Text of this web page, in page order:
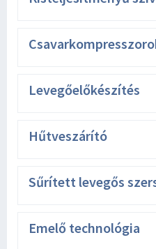
Levegőelőkészítés
Hűtveszárító
Sűrített levegős
Emelő technológia